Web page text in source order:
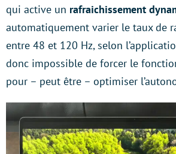
qui active un rafraichissement
automatiquement varier le taux de
entre 48 et 120 Hz, selon
donc impossible de forcer le
pour – peut être – optimiser